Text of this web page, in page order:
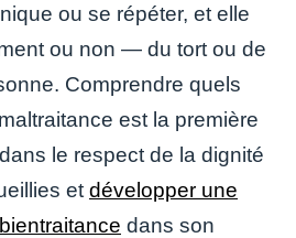
ou se répéter, et elle
ou non — du tort ou de
Comprendre quels
est la première
le respect de la dignité
et développer une
dans son